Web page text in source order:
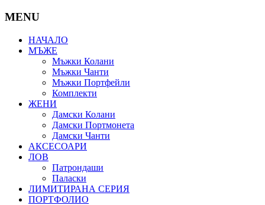
MENU
НАЧАЛО
МЪЖЕ
Мъжки Колани
Мъжки Чанти
Мъжки Портфейли
Комплекти
ЖЕНИ
Дамски Колани
Дамски Портмонета
Дамски Чанти
АКСЕСОАРИ
ЛОВ
Патрондаши
Паласки
ЛИМИТИРАНА СЕРИЯ
ПОРТФОЛИО